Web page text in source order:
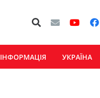
ІНФОРМАЦІЯ УКРАЇНА